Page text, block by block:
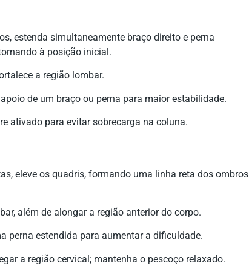
estenda simultaneamente braço direito e perna
à posição inicial.
a região lombar.
de um braço ou perna para maior estabilidade.
ativado para evitar sobrecarga na coluna.
eleve os quadris, formando uma linha reta dos ombros
além de alongar a região anterior do corpo.
perna estendida para aumentar a dificuldade.
a região cervical; mantenha o pescoço relaxado.